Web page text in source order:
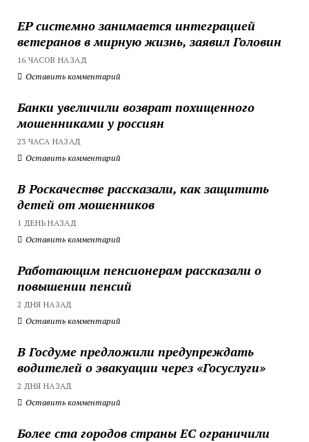
ЕР системно занимается интеграцией
ветеранов в мирную жизнь, заявил Головин
16 ЧАСОВ НАЗАД
Оставить комментарий
Банки увеличили возврат похищенного
мошенниками у россиян
23 ЧАСА НАЗАД
Оставить комментарий
В Роскачестве рассказали, как защитить
детей от мошенников
1 ДЕНЬ НАЗАД
Оставить комментарий
Работающим пенсионерам рассказали о
повышении пенсий
2 ДНЯ НАЗАД
Оставить комментарий
В Госдуме предложили предупреждать
водителей о эвакуации через «Госуслуги»
2 ДНЯ НАЗАД
Оставить комментарий
Более ста городов страны ЕС ограничили